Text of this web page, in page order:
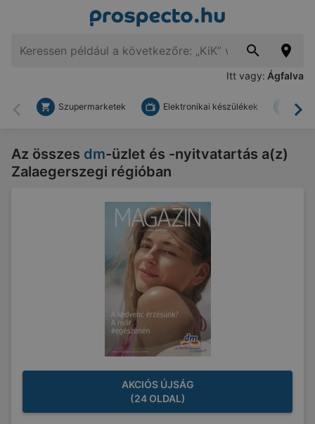
Itt vagy: Ágfalva
Vissza
Szupermarketek Elektronikai készülékek
Az összes dm-üzlet és -nyitvatartás a(z)
Zalaegerszegi régióban
AKCIÓS ÚJSÁG
(24 OLDAL)